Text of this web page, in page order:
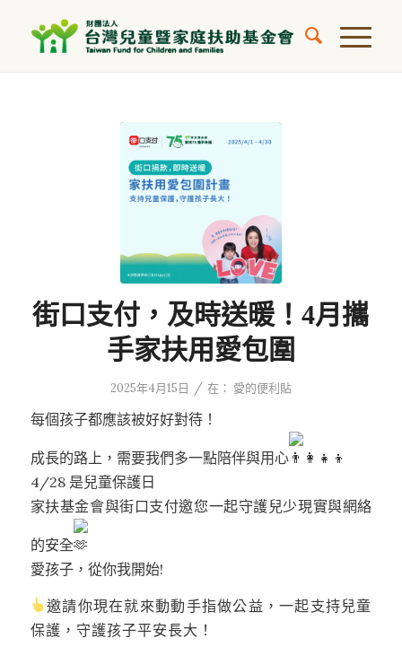
街口支付，及時送暖！4月攜
手家扶用愛包圍
2025年4月15日 / 在： 愛的便利貼
每個孩子都應該被好好對待！
成長的路上，需要我們多一點陪伴與用心
4/28 是兒童保護日
家扶基金會與街口支付邀您一起守護兒少現實與網絡
的安全
愛孩子，從你我開始!
邀請你現在就來動動手指做公益，一起支持兒童
保護，守護孩子平安長大！